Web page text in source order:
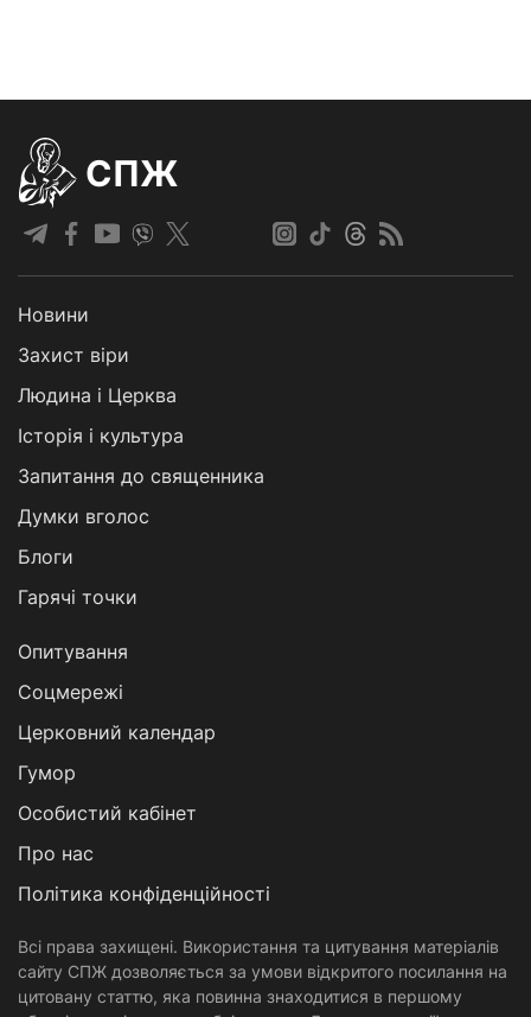
СПЖ
Новини
Захист віри
Людина і Церква
Історія і культура
Запитання до священника
Думки вголос
Блоги
Гарячі точки
Опитування
Соцмережі
Церковний календар
Гумор
Особистий кабінет
Про нас
Політика конфіденційності
Всі права захищені. Використання та цитування матеріалів
сайту СПЖ дозволяється за умови відкритого посилання на
цитовану статтю, яка повинна знаходитися в першому